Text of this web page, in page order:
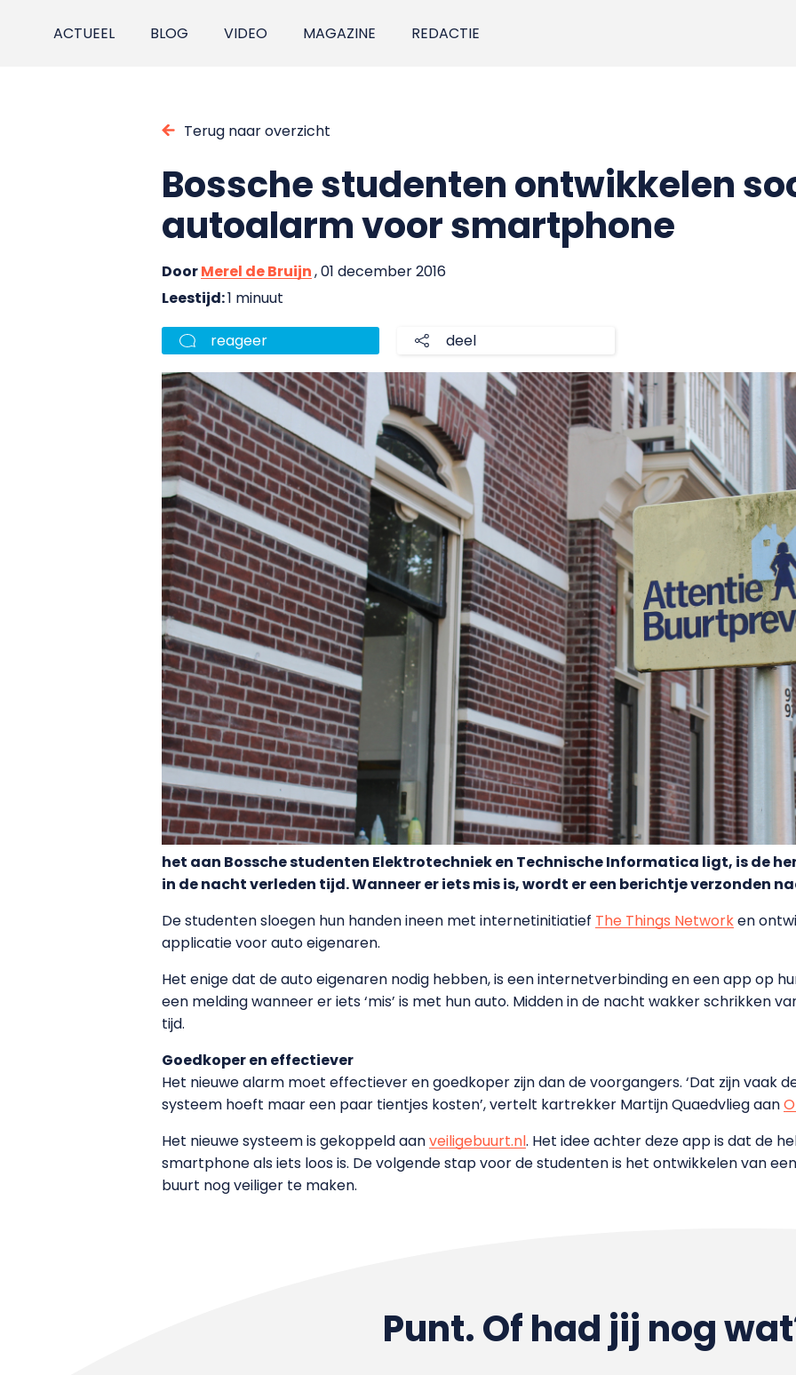
ACTUEEL BLOG VIDEO MAGAZINE REDACTIE
Terug naar overzicht
Bossche studenten ontwikkelen
autoalarm voor smartphone
DoorMerel de Bruijn, 01 december 2016
Leestijd:1 minuut
reageer deel
het aan Bossche studenten Elektrotechniek en Technische Informatica ligt, is de
in de nacht verleden tijd. Wanneer er iets mis is, wordt er een berichtje verzonden
De studenten sloegen hun handen ineen met internetinitiatief The Things Networken
applicatie voor auto eigenaren.
Het enige dat de auto eigenaren nodig hebben, is een internetverbinding en een app op
een melding wanneer er iets ‘mis’ is met hun auto. Midden in de nacht wakker schrikken
tijd.
Goedkoper en effectiever
Het nieuwe alarm moet effectiever en goedkoper zijn dan de voorgangers. ‘Dat zijn vaak
systeem hoeft maar een paar tientjes kosten’, vertelt kartrekker Martijn Quaedvlieg aan
Het nieuwe systeem is gekoppeld aanveiligebuurt.nl. Het idee achter deze app is dat de
smartphone als iets loos is. De volgende stap voor de studenten is het ontwikkelen van
buurt nog veiliger te maken.
Punt. Of had jij nog